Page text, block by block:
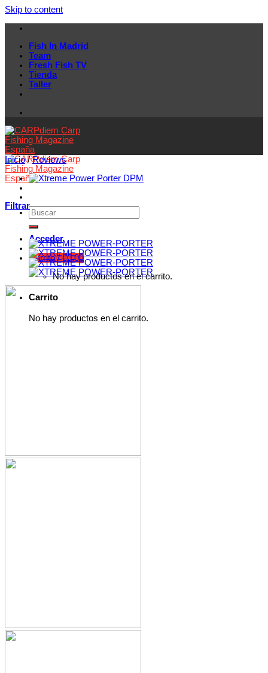
Skip to content
Fish In Madrid
Team
Fresh Fish TV
Tienda
Taller
Acceder
Carrito /€0.00
No hay productos en el carrito.
Carrito
No hay productos en el carrito.
Inicio / Reviews
Filtrar